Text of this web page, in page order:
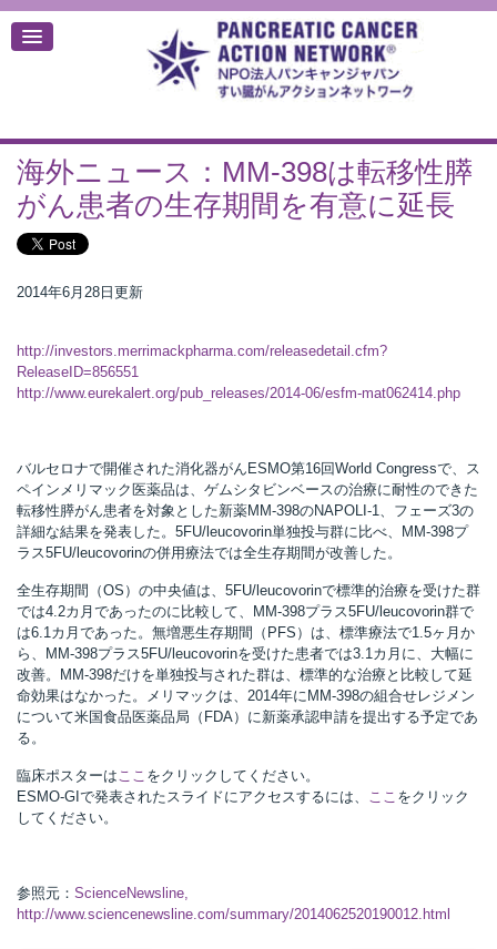
海外ニュース：MM-398は転移性膵
がん患者の生存期間を有意に延長
2014年6月28日更新
http://investors.merrimackpharma.com/releasedetail.cfm?
ReleaseID=856551
http://www.eurekalert.org/pub_releases/2014-06/esfm-mat062414.php
バルセロナで開催された消化器がんESMO第16回World Congressで、ス
ペインメリマック医薬品は、ゲムシタビンベースの治療に耐性のできた
転移性膵がん患者を対象とした新薬MM-398のNAPOLI-1、フェーズ3の
詳細な結果を発表した。5FU/leucovorin単独投与群に比べ、MM-398プ
ラス5FU/leucovorinの併用療法では全生存期間が改善した。
全生存期間（OS）の中央値は、5FU/leucovorinで標準的治療を受けた群
では4.2カ月であったのに比較して、MM-398プラス5FU/leucovorin群で
は6.1カ月であった。無増悪生存期間（PFS）は、標準療法で1.5ヶ月か
ら、MM-398プラス5FU/leucovorinを受けた患者では3.1カ月に、大幅に
改善。MM-398だけを単独投与された群は、標準的な治療と比較して延
命効果はなかった。メリマックは、2014年にMM-398の組合せレジメン
について米国食品医薬品局（FDA）に新薬承認申請を提出する予定であ
る。
臨床ポスターはここ をクリックしてください。
ESMO-GIで発表されたスライドにアクセスするには、 ここ をクリック
してください。
参照元： ScienceNewsline,
http://www.sciencenewsline.com/summary/2014062520190012.html